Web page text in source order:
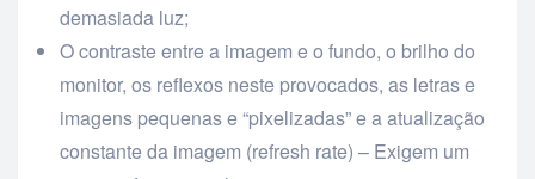
demasiada luz;
O contraste entre a imagem e o fundo, o brilho do
monitor, os reflexos neste provocados, as letras e
imagens pequenas e “pixelizadas” e a atualização
constante da imagem (refresh rate) – Exigem um